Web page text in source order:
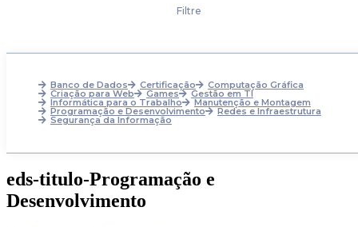
Filtre
Banco de Dados Certificação Computação Gráfica
Criação para Web Games Gestão em TI
Informática para o Trabalho Manutenção e Montagem
Programação e Desenvolvimento Redes e Infraestrutura
Segurança da Informação
eds-titulo-Programação e
Desenvolvimento